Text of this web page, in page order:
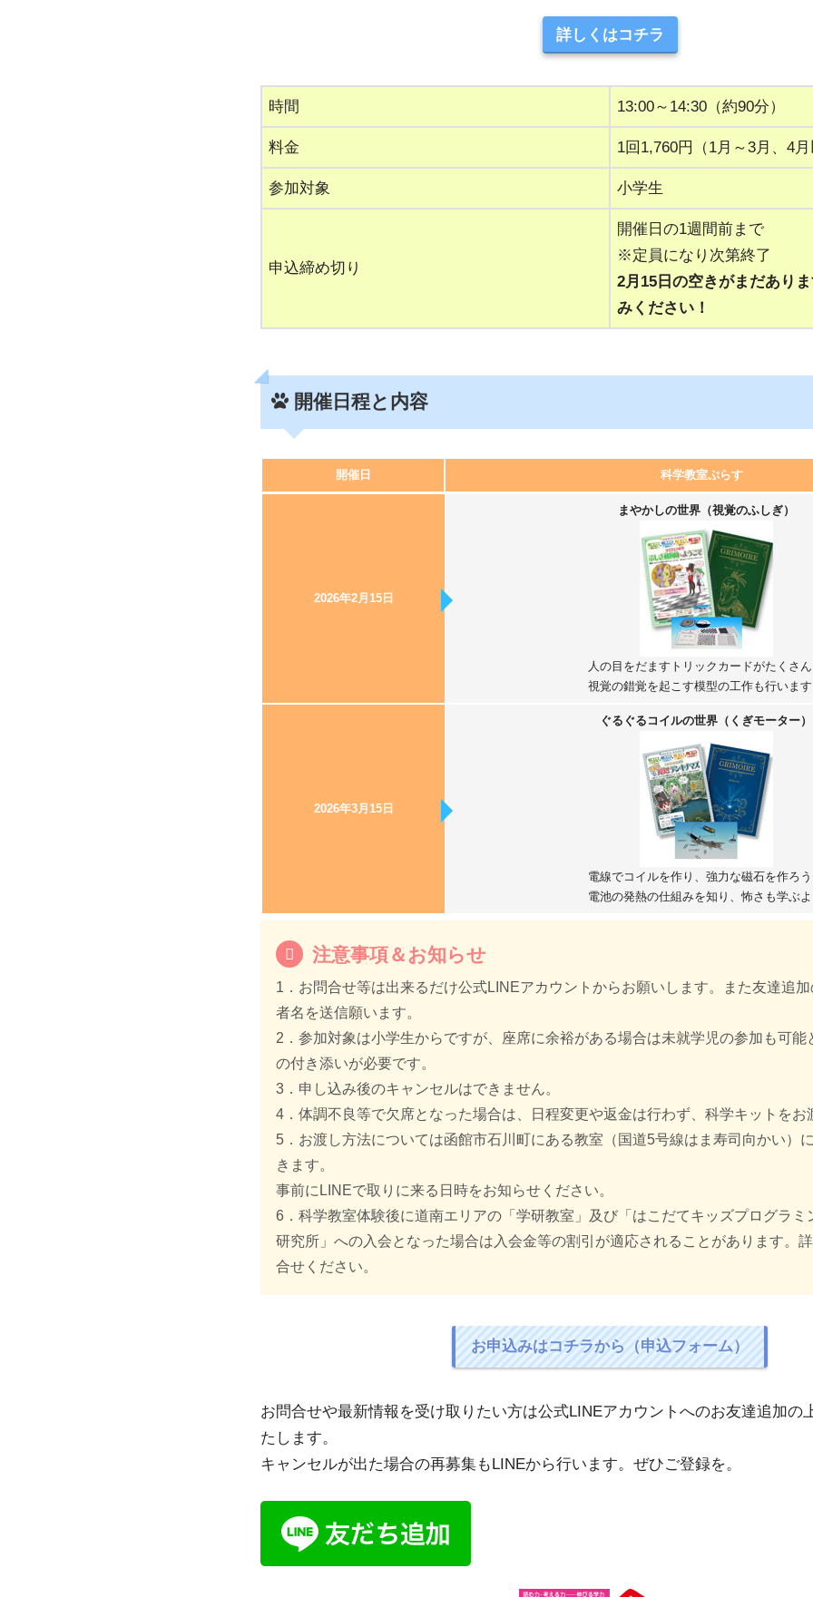
詳しくはコチラ
時間 13:00～14:30（約90分）
料金 1回1,760円（1月～3月、4
参加対象 小学生
申込締め切り
開催日の1週間前まで
※定員になり次第終了
2月15日の空きがまだあり
みください！
開催日程と内容
開催日 科学教室ぷらす
2026年2月15日
まやかしの世界（視覚のふしぎ）
人の目をだますトリックカードがたくさ
視覚の錯覚を起こす模型の工作も行いま
2026年3月15日
ぐるぐるコイルの世界（くぎモーター）
電線でコイルを作り、強力な磁石を作ろ
電池の発熱の仕組みを知り、怖さも学ぶ
注意事項＆お知らせ
1．お問合せ等は出来るだけ公式LINEアカウントからお願いします。また友達追
者名を送信願います。
2．参加対象は小学生からですが、座席に余裕がある場合は未就学児の参加も可能
の付き添いが必要です。
3．申し込み後のキャンセルはできません。
4．体調不良等で欠席となった場合は、日程変更や返金は行わず、科学キットをお
5．お渡し方法については函館市石川町にある教室（国道5号線はま寿司向かい）
きます。
事前にLINEで取りに来る日時をお知らせください。
6．科学教室体験後に道南エリアの「学研教室」及び「はこだてキッズプログラ
研究所」への入会となった場合は入会金等の割引が適応されることがあります。
合せください。
お申込みはコチラから（申込フォーム）
お問合せや最新情報を受け取りたい方は公式LINEアカウントへのお友達追加の
たします。
キャンセルが出た場合の再募集もLINEから行います。ぜひご登録を。